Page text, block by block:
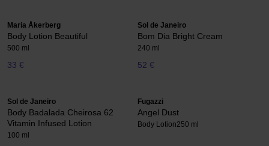
Maria Åkerberg
Body Lotion Beautiful
500 ml
33 €
Sol de Janeiro
Bom Dia Bright Cream
240 ml
52 €
Sol de Janeiro
Body Badalada Cheirosa 62
Vitamin Infused Lotion
100 ml
Fugazzi
Angel Dust
Body Lotion250 ml